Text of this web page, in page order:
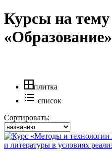
Курсы на тему
«Образование»
плитка
список
Сортировать: